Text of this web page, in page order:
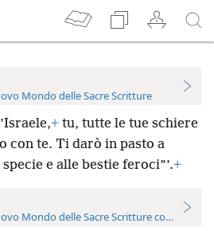
Mondo delle Sacre Scritture
+ tu, tutte le tue schiere
con te. Ti darò in pasto a
e alle bestie feroci”’.+
Mondo delle Sacre Scritture con